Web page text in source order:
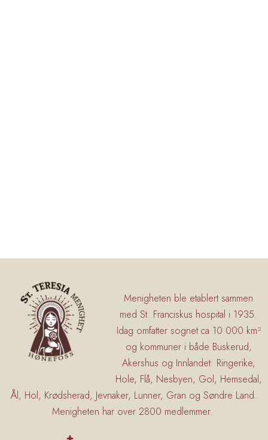
Menigheten ble etablert sammen
med St. Franciskus hospital i 1935.
Idag omfatter sognet ca 10 000 km²
og kommuner i både Buskerud,
Akershus og Innlandet: Ringerike,
Hole, Flå, Nesbyen, Gol, Hemsedal,
Ål, Hol, Krødsherad, Jevnaker, Lunner, Gran og Søndre Land.
Menigheten har over 2800 medlemmer.